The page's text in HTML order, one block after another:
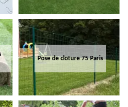
Pose de cloture 75 Paris